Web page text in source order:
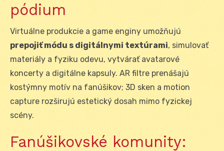
pódium
Virtuálne produkcie a game enginy umožňujú
prepojiť módu s digitálnymi textúrami, simulovať
materiály a fyziku odevu, vytvárať avatarové
koncerty a digitálne kapsuly. AR filtre prenášajú
kostýmny motív na fanúšikov; 3D sken a motion
capture rozširujú estetický dosah mimo fyzickej
scény.
Fanúšikovské komunity: